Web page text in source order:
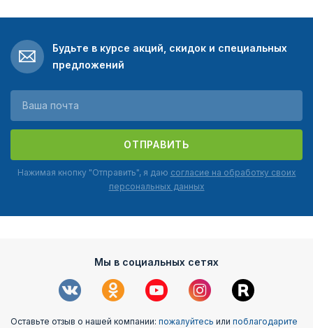
Будьте в курсе акций, скидок и специальных
предложений
ОТПРАВИТЬ
Нажимая кнопку "Отправить", я даю согласие на обработку своих
персональных данных
Мы в социальных сетях
Оставьте отзыв о нашей компании: пожалуйтесь или поблагодарите